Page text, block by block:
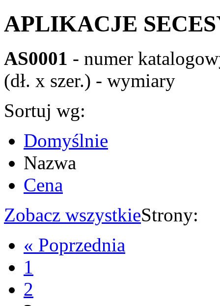
APLIKACJE
AS0001 - numer
(dł. x szer.) - wymiary
Sortuj wg:
Domyślnie
Nazwa
Cena
Zobacz wszystkieStrony:
« Poprzednia
1
2